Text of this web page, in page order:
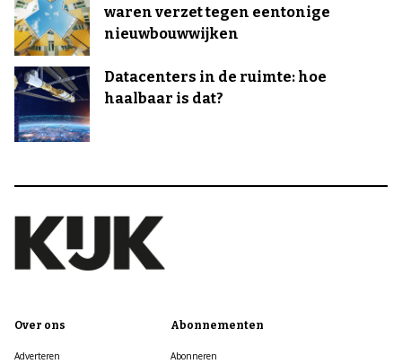
waren verzet tegen eentonige
nieuwbouwwijken
Datacenters in de ruimte: hoe
haalbaar is dat?
Over ons
Adverteren
Abonnementen
Abonneren